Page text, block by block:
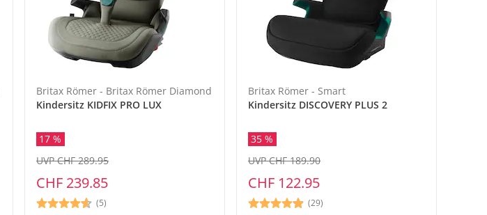
Britax Römer - Britax Römer Diamond
Kindersitz KIDFIX PRO LUX
17 %
CHF 239.85
UVP CHF 289.95
(5)
Britax Römer - Smart
Kindersitz DISCOVERY PLUS 2
35 %
CHF 122.95
UVP CHF 189.90
(29)